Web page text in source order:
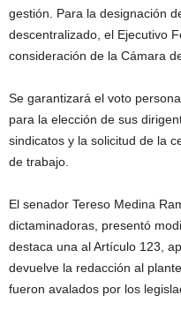
gestión. Para la designación
descentralizado, el Ejecutivo
consideración de la Cámara
Se garantizará el voto
para la elección de sus
sindicatos y la solicitud de la
de trabajo.
El senador Tereso Medina
dictaminadoras, presentó
destaca una al Artículo 123,
devuelve la redacción al
fueron avalados por los